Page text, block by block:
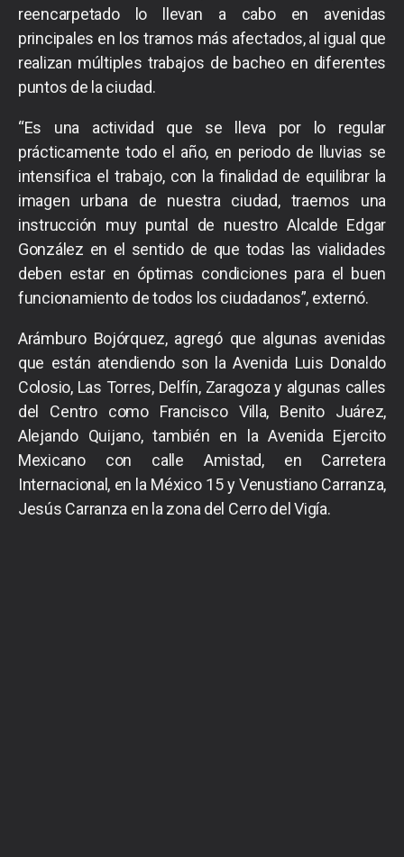
reencarpetado lo llevan a cabo en avenidas
principales en los tramos más afectados, al igual que
realizan múltiples trabajos de bacheo en diferentes
puntos de la ciudad.
“Es una actividad que se lleva por lo regular
prácticamente todo el año, en periodo de lluvias se
intensifica el trabajo, con la finalidad de equilibrar la
imagen urbana de nuestra ciudad, traemos una
instrucción muy puntal de nuestro Alcalde Edgar
González en el sentido de que todas las vialidades
deben estar en óptimas condiciones para el buen
funcionamiento de todos los ciudadanos”, externó.
Arámburo Bojórquez, agregó que algunas avenidas
que están atendiendo son la Avenida Luis Donaldo
Colosio, Las Torres, Delfín, Zaragoza y algunas calles
del Centro como Francisco Villa, Benito Juárez,
Alejando Quijano, también en la Avenida Ejercito
Mexicano con calle Amistad, en Carretera
Internacional, en la México 15 y Venustiano Carranza,
Jesús Carranza en la zona del Cerro del Vigía.